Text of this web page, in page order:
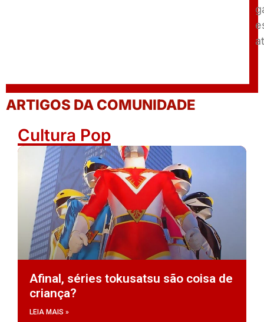
ARTIGOS DA COMUNIDADE
Cultura Pop
Afinal, séries tokusatsu são coisa de
criança?
LEIA MAIS »